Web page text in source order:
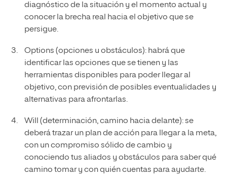
diagnóstico de la situación y el momento actual y
conocer la brecha real hacia el objetivo que se
persigue.
Options (opciones u obstáculos): habrá que
identificar las opciones que se tienen y las
herramientas disponibles para poder llegar al
objetivo, con previsión de posibles eventualidades y
alternativas para afrontarlas.
Will (determinación, camino hacia delante): se
deberá trazar un plan de acción para llegar a la meta,
con un compromiso sólido de cambio y
conociendo tus aliados y obstáculos para saber qué
camino tomar y con quién cuentas para ayudarte.